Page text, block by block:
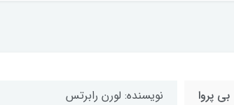
بی پروا نویسنده: لورن رابرتس